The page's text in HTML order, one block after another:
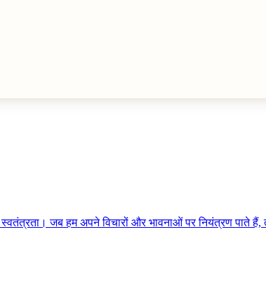
जब हम अपने विचारों और भावनाओं पर नियंत्रण पाते